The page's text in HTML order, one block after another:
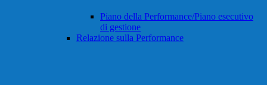
Piano della Performance/Piano esecutivo
di gestione
Relazione sulla Performance